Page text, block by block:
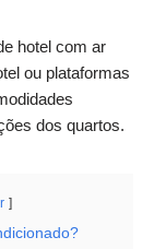
hotel com ar
ou plataformas
dos quartos.